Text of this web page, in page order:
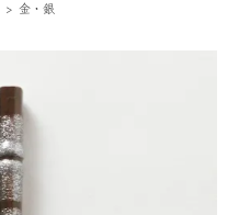
金・銀